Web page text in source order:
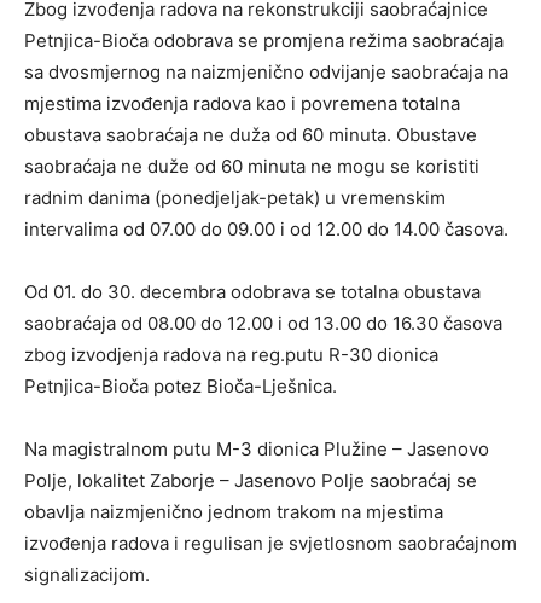
Zbog izvođenja radova na rekonstrukciji saobraćajnice
Petnjica-Bioča odobrava se promjena režima saobraćaja
sa dvosmjernog na naizmjenično odvijanje saobraćaja na
mjestima izvođenja radova kao i povremena totalna
obustava saobraćaja ne duža od 60 minuta. Obustave
saobraćaja ne duže od 60 minuta ne mogu se koristiti
radnim danima (ponedjeljak-petak) u vremenskim
intervalima od 07.00 do 09.00 i od 12.00 do 14.00 časova.
Od 01. do 30. decembra odobrava se totalna obustava
saobraćaja od 08.00 do 12.00 i od 13.00 do 16.30 časova
zbog izvodjenja radova na reg.putu R-30 dionica
Petnjica-Bioča potez Bioča-Lješnica.
Na magistralnom putu M-3 dionica Plužine – Jasenovo
Polje, lokalitet Zaborje – Jasenovo Polje saobraćaj se
obavlja naizmjenično jednom trakom na mjestima
izvođenja radova i regulisan je svjetlosnom saobraćajnom
signalizacijom.